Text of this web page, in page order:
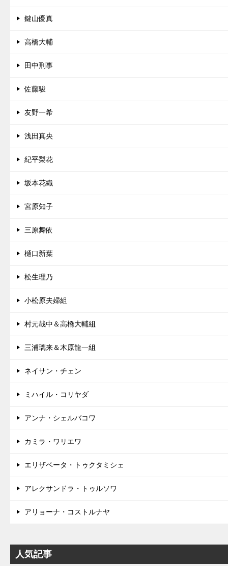
鍵山優真
高橋大輔
田中刑事
佐藤駿
友野一希
浅田真央
紀平梨花
坂本花織
宮原知子
三原舞依
樋口新葉
松生理乃
小松原夫婦組
村元哉中＆高橋大輔組
三浦璃来＆木原龍一組
ネイサン・チェン
ミハイル・コリヤダ
アンナ・シェルバコワ
カミラ・ワリエワ
エリザベータ・トゥクタミシェ
アレクサンドラ・トゥルソワ
アリョーナ・コストルナヤ
人気記事